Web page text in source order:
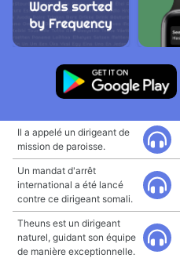
Il a appelé un dirigeant de
mission de paroisse.
Un mandat d'arrêt
international a été lancé
contre ce dirigeant somali.
Theuns est un dirigeant
naturel, guidant son équipe
de manière exceptionnelle.